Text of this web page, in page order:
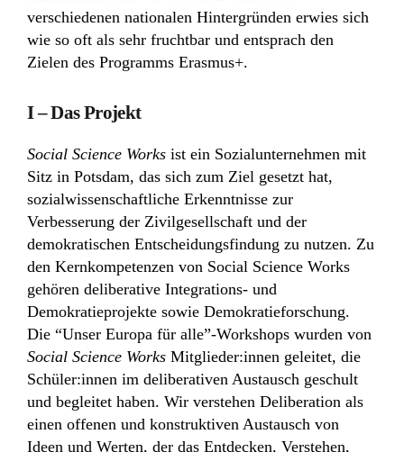
verschiedenen nationalen Hintergründen erwies sich
wie so oft als sehr fruchtbar und entsprach den
Zielen des Programms Erasmus+.
I – Das Projekt
Social Science Works ist ein Sozialunternehmen mit
Sitz in Potsdam, das sich zum Ziel gesetzt hat,
sozialwissenschaftliche Erkenntnisse zur
Verbesserung der Zivilgesellschaft und der
demokratischen Entscheidungsfindung zu nutzen. Zu
den Kernkompetenzen von Social Science Works
gehören deliberative Integrations- und
Demokratieprojekte sowie Demokratieforschung.
Die “Unser Europa für alle”-Workshops wurden von
Social Science Works Mitglieder:innen geleitet, die
Schüler:innen im deliberativen Austausch geschult
und begleitet haben. Wir verstehen Deliberation als
einen offenen und konstruktiven Austausch von
Ideen und Werten, der das Entdecken, Verstehen,